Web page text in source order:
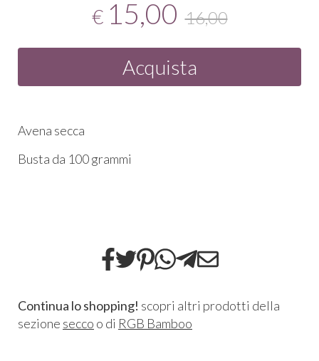
€ 15,00 16,00
Acquista
Avena secca
Busta da 100 grammi
Continua lo shopping! scopri altri prodotti della
sezione secco o di RGB Bamboo